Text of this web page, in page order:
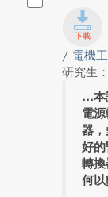
/ 電機
研究生
本
電
器
好
轉
何